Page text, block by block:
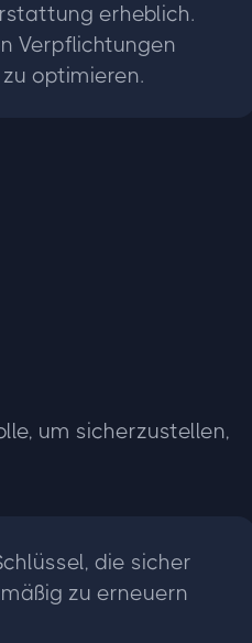
erheblich.
Verpflichtungen
optimieren.
um sicherzustellen,
die sicher
zu erneuern